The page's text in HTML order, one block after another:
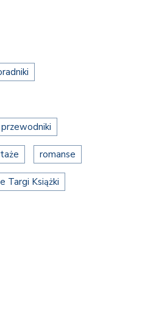
przewodniki
romanse
Targi Książki